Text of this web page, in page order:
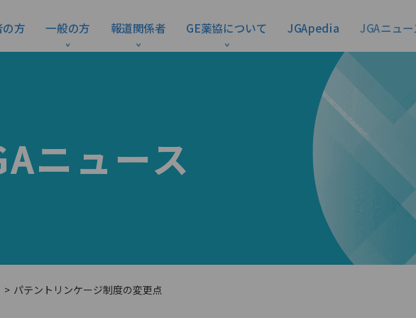
方 一般の方 報道関係者 GE薬協について JGApedia JGAニュー
ニュース
パテントリンケージ制度の変更点